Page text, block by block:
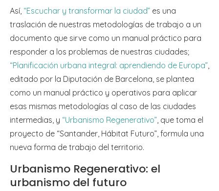
Así, “Escuchar y transformar la ciudad” es una
traslación de nuestras metodologías de trabajo a un
documento que sirve como un manual práctico para
responder a los problemas de nuestras ciudades;
“Planificación urbana integral: aprendiendo de Europa”,
editado por la Diputación de Barcelona, se plantea
como un manual práctico y operativos para aplicar
esas mismas metodologías al caso de las ciudades
intermedias, y “Urbanismo Regenerativo”, que toma el
proyecto de “Santander, Hábitat Futuro”, formula una
nueva forma de trabajo del territorio.
Urbanismo Regenerativo: el
urbanismo del futuro